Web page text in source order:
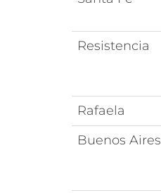
Resistencia
Rafaela
Buenos Aires